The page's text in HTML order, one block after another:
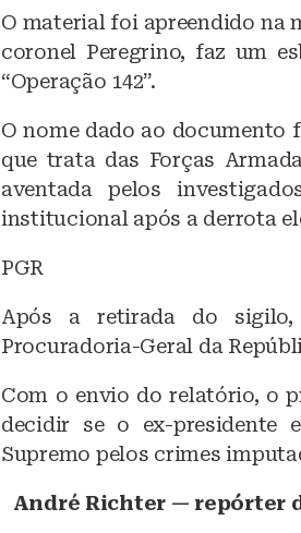
O material foi apreendido na
coronel Peregrino, faz um
“Operação 142”.
O nome dado ao documento
que trata das Forças
aventada pelos
institucional após a derrota
PGR
Após a retirada do
Procuradoria-Geral da
Com o envio do relatório, o
decidir se o ex-presidente
Supremo pelos crimes
André Richter — repórter